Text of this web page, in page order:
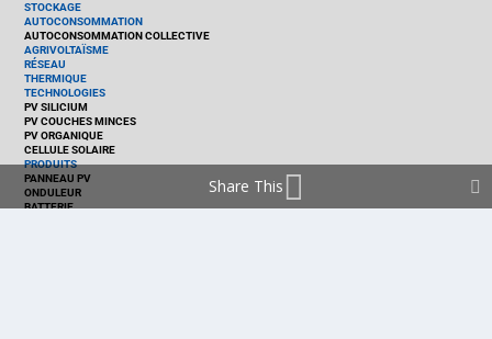
STOCKAGE
AUTOCONSOMMATION
AUTOCONSOMMATION COLLECTIVE
AGRIVOLTAÏSME
RÉSEAU
THERMIQUE
TECHNOLOGIES
PV SILICIUM
PV COUCHES MINCES
PV ORGANIQUE
CELLULE SOLAIRE
PRODUITS
PANNEAU PV
ONDULEUR
BATTERIE
Share This